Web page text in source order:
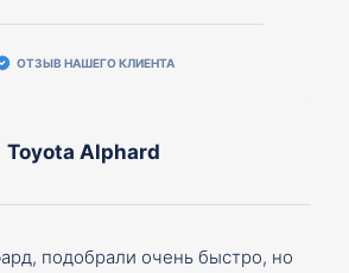
ОТЗЫВ НАШЕГО КЛИЕНТА
Toyota Alphard
подобрали очень быстро, но